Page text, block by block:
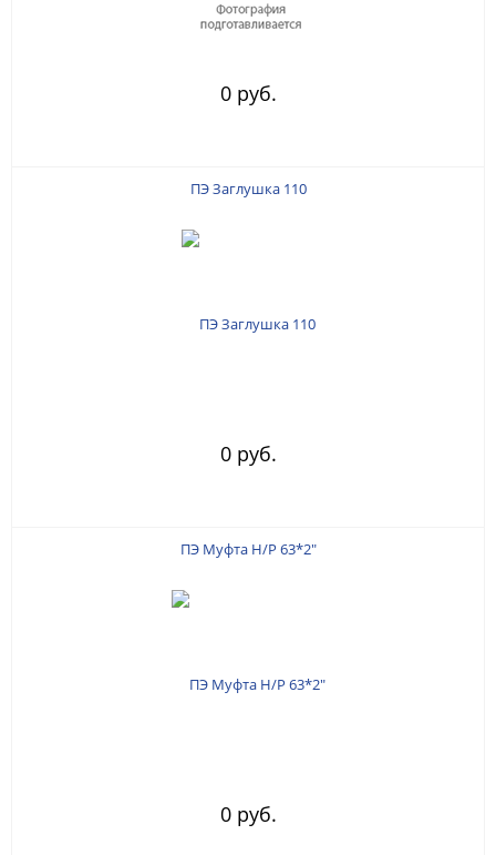
0 руб.
ПЭ Заглушка 110
0 руб.
ПЭ Муфта Н/Р 63*2"
0 руб.